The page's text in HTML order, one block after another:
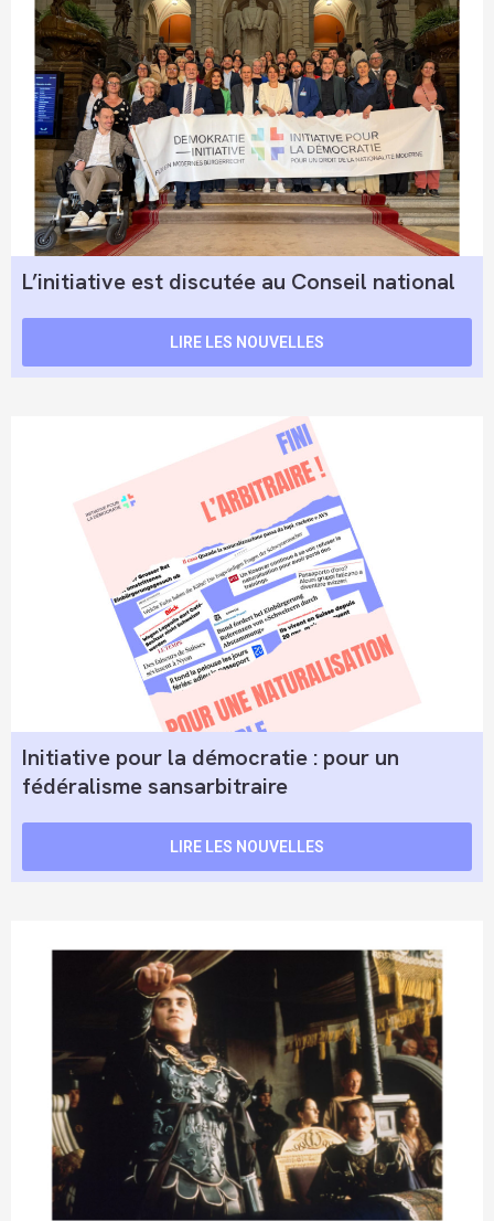
L’initiative est discutée au Conseil national
LIRE LES NOUVELLES
Initiative pour la démocratie : pour un
fédéralisme sansarbitraire
LIRE LES NOUVELLES